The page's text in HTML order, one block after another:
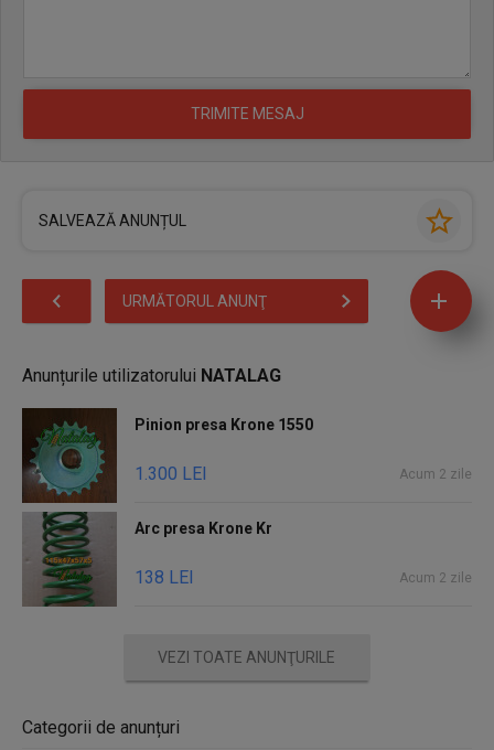
SALVEAZĂ ANUNȚUL
URMĂTORUL ANUNŢ
Anunțurile utilizatorului NATALAG
Pinion presa Krone 1550
1.300 LEI Acum 2 zile
Arc presa Krone Kr
138 LEI Acum 2 zile
VEZI TOATE ANUNŢURILE
Categorii de anunțuri